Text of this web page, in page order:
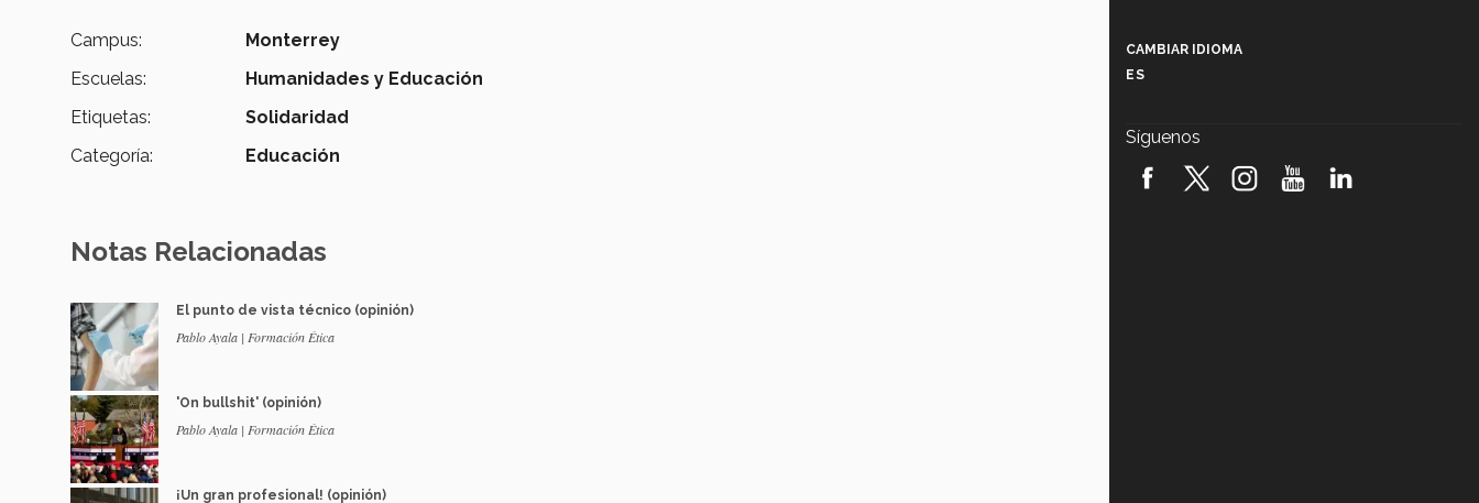
Campus:
Monterrey
Escuelas:
Humanidades y Educación
Etiquetas:
Solidaridad
Categoría:
Educación
Notas Relacionadas
El punto de vista técnico (opinión)
Pablo Ayala | Formación Ética
'On bullshit' (opinión)
Pablo Ayala | Formación Ética
¡Un gran profesional! (opinión)
robótica FIRST 2026! (video)
CAMBIAR IDIOMA
ES
Síguenos